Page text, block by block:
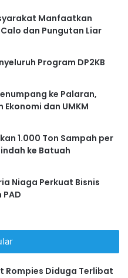
Manfaatkan
dan Pungutan Liar
Program DP2KB
ke Palaran,
dan UMKM
1.000 Ton Sampah per
ke Batuah
Niaga Perkuat Bisnis
Rompies Diduga Terlibat